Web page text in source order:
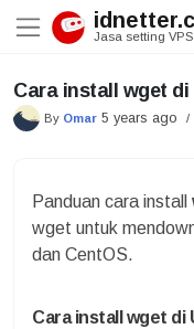
Jasa setting
Cara install wget di
By Omar 5 years ago /
Panduan cara install
wget untuk
dan CentOS.
Cara install wget di